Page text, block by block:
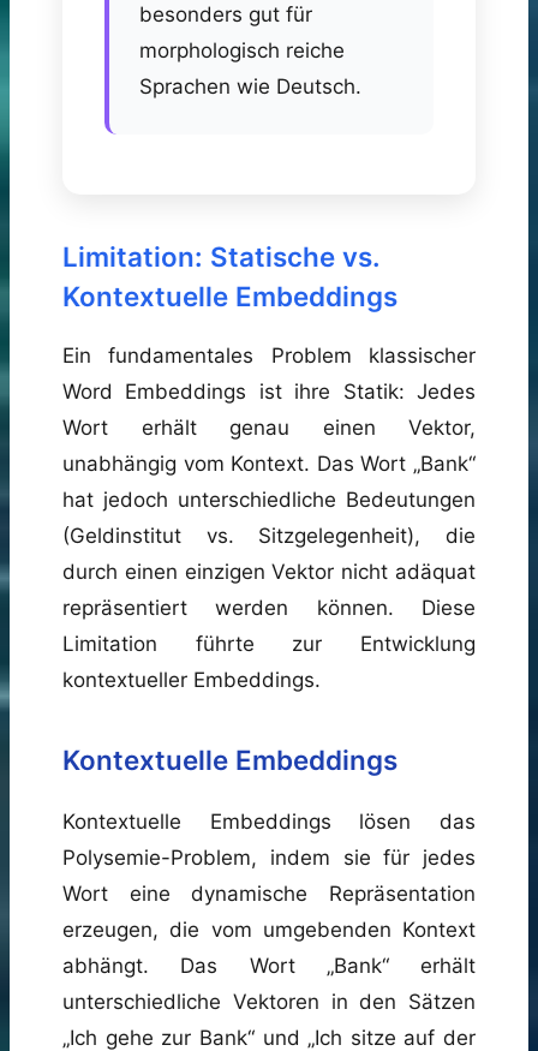
besonders gut für
morphologisch reiche
Sprachen wie Deutsch.
Limitation: Statische vs.
Kontextuelle Embeddings
Ein fundamentales Problem klassischer
Word Embeddings ist ihre Statik: Jedes
Wort erhält genau einen Vektor,
unabhängig vom Kontext. Das Wort „Bank“
hat jedoch unterschiedliche Bedeutungen
(Geldinstitut vs. Sitzgelegenheit), die
durch einen einzigen Vektor nicht adäquat
repräsentiert werden können. Diese
Limitation führte zur Entwicklung
kontextueller Embeddings.
Kontextuelle Embeddings
Kontextuelle Embeddings lösen das
Polysemie-Problem, indem sie für jedes
Wort eine dynamische Repräsentation
erzeugen, die vom umgebenden Kontext
abhängt. Das Wort „Bank“ erhält
unterschiedliche Vektoren in den Sätzen
„Ich gehe zur Bank“ und „Ich sitze auf der